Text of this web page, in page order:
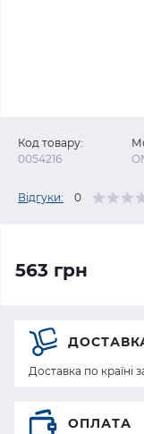
Код товару:
0054216
Відгуки: 0
563 грн
Доставка по країні
ОПЛАТА